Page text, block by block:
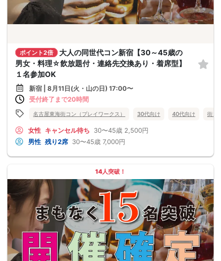
ポイント2倍
大人の同世代コン新宿【30～45歳の
男女・料理☆飲放題付・連絡先交換あり・着席型】
１名参加OK
新宿 | 8月11日(火・山の日) 17:00〜
受付終了まで20時間
名古屋東海街コン（プレイワークス） 30代向け 40代向け 街コ
女性 キャンセル待ち 30〜45歳 2,500円
男性 残り2席 30〜45歳 7,000円
14人突破！